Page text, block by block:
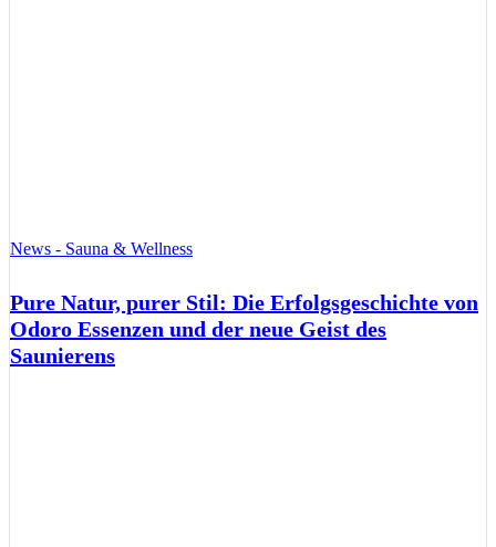
News - Sauna & Wellness
Pure Natur, purer Stil: Die Erfolgsgeschichte von
Odoro Essenzen und der neue Geist des
Saunierens